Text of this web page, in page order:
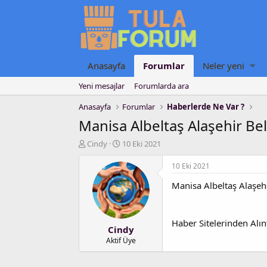
Anasayfa Forumlar Neler yeni
Yeni mesajlar
Forumlarda ara
Anasayfa
Forumlar Haberlerde Ne Var ?
Manisa Albeltaş Alaşehir
K
a
Cindy
B
ş
l
a
n
g
ı
ç
t
a
10 Eki 2021
Cindy
Aktif Üye
10 Eki 2021
Manisa Albeltaş
Haber Sitelerinden